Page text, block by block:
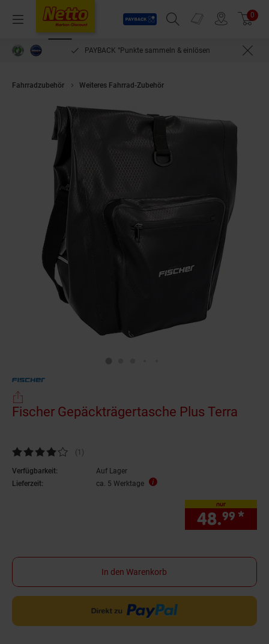
Menü
Payback
Suchfeld einblenden
Prospekte 0
PAYBACK °Punkte sammeln & einlösen
Fahrradzubehör Weiteres Fahrrad-Zubehör
Fischer Gepäckträgertasche Plus Terra
Kundenbewertung: 4 von 5 Sternen
(1 Kundenbewertungen
)
Verfügbarkeit:
Auf Lager
Lieferzeit:
ca. 5 Werktage
nur
48.99 *
In den Warenkorb